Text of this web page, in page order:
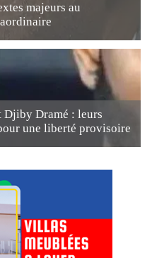
majeurs au
Dramé : leurs
une liberté provisoire